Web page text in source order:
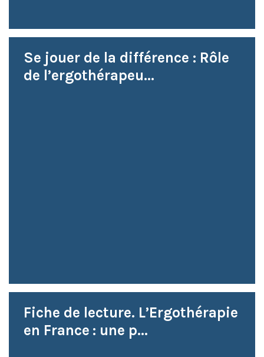
Se jouer de la différence : Rôle
de l’ergothérapeu...
Fiche de lecture. L’Ergothérapie
en France : une p...